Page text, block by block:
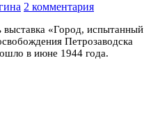
2 комментария
«Город, испытанный
Петрозаводска
в июне 1944 года.